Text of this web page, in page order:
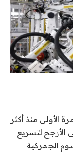
الأولى منذ أكثر
الأرجح لتسريع
الجمركية